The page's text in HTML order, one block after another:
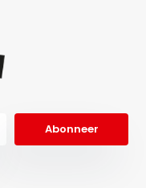
Abonneer